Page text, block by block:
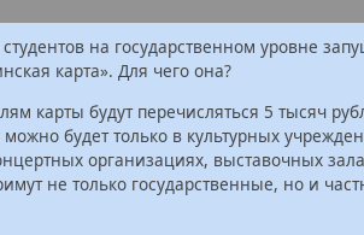
на государственном уровне
карта». Для чего она?
карты будут перечисляться 5 тысяч
можно будет только в культурных
организациях, выставочных
не только государственные, но и